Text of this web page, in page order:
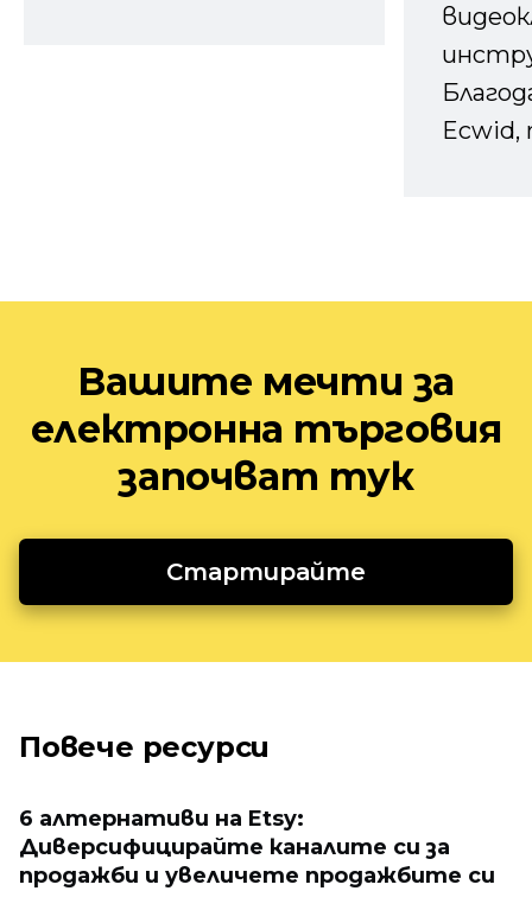
Ecwid,
Вашите мечти за
електронна търговия
започват тук
Стартирайте
Повече ресурси
6 алтернативи на Etsy:
Диверсифицирайте каналите си за
продажби и увеличете продажбите си